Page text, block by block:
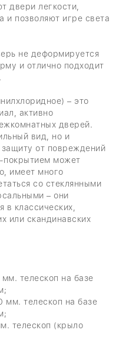
двери легкости,
и позволяют игре света
не деформируется
и отлично подходит
– это
активно
дверей.
вид, но и
защиту от повреждений
покрытием может
имеет много
со стеклянными
– они
в классических,
или скандинавских
телескоп на базе
мм. телескоп на базе
телескоп (крыло